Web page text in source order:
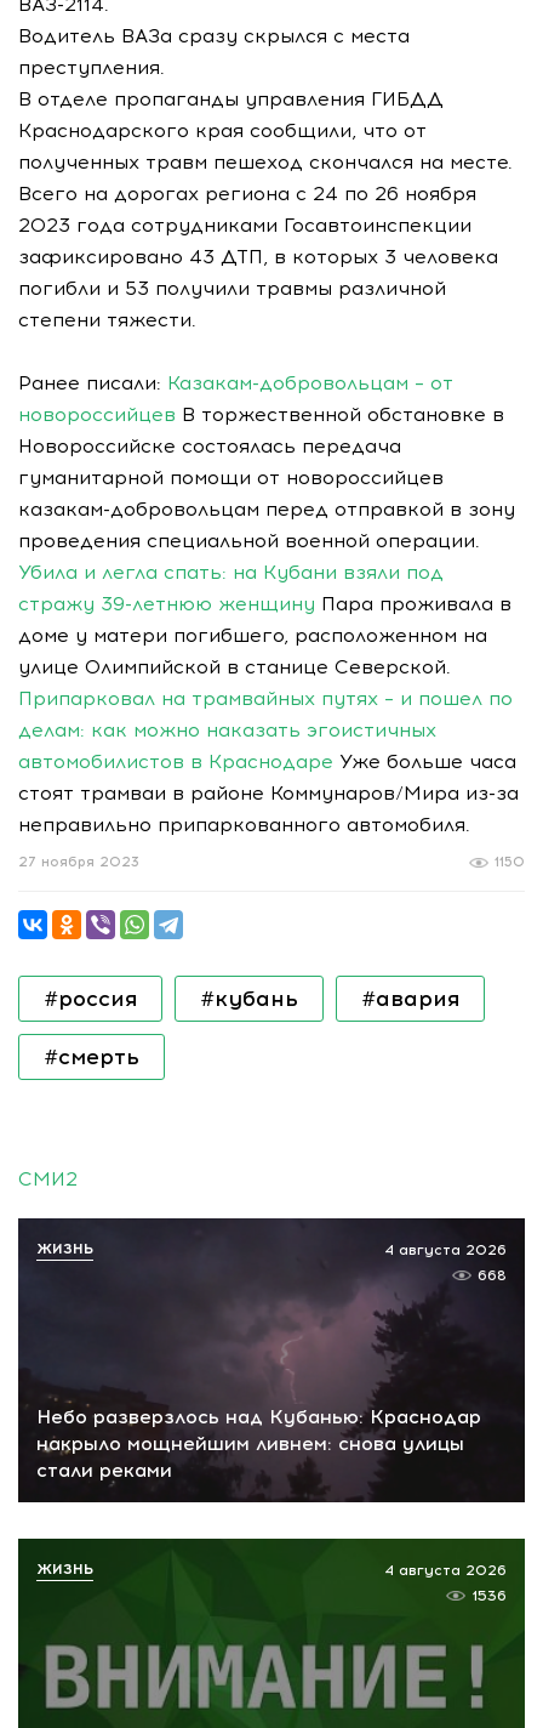
Водитель ВАЗа сразу скрылся с места
преступления.
В отделе пропаганды управления ГИБДД
Краснодарского края сообщили, что от
полученных травм пешеход скончался на месте.
Всего на дорогах региона с 24 по 26 ноября
2023 года сотрудниками Госавтоинспекции
зафиксировано 43 ДТП, в которых 3 человека
погибли и 53 получили травмы различной
степени тяжести.
Ранее писали: Казакам-добровольцам – от
новороссийцев В торжественной обстановке в
Новороссийске состоялась передача
гуманитарной помощи от новороссийцев
казакам-добровольцам перед отправкой в зону
проведения специальной военной операции.
Убила и легла спать: на Кубани взяли под
стражу 39-летнюю женщину Пара проживала в
доме у матери погибшего, расположенном на
улице Олимпийской в станице Северской.
Припарковал на трамвайных путях – и пошел по
делам: как можно наказать эгоистичных
автомобилистов в Краснодаре Уже больше часа
стоят трамваи в районе Коммунаров/Мира из-за
неправильно припаркованного автомобиля.
1150
27 ноября 2023
#россия #кубань #авария
#смерть
СМИ2
Небо разверзлось над Кубанью: Краснодар
накрыло мощнейшим ливнем: снова улицы
стали реками
4 августа 2026
668
ЖИЗНЬ
4 августа 2026
1536
ЖИЗНЬ